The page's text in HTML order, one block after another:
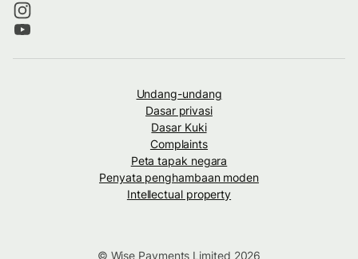
Undang-undang
Dasar privasi
Dasar Kuki
Complaints
Peta tapak negara
Penyata penghambaan moden
Intellectual property
© Wise Payments Limited 2026